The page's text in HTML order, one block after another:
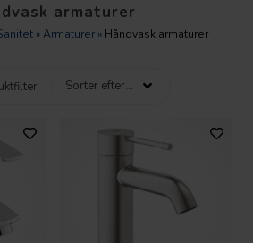
armaturer
»Armaturer» Håndvask armaturer